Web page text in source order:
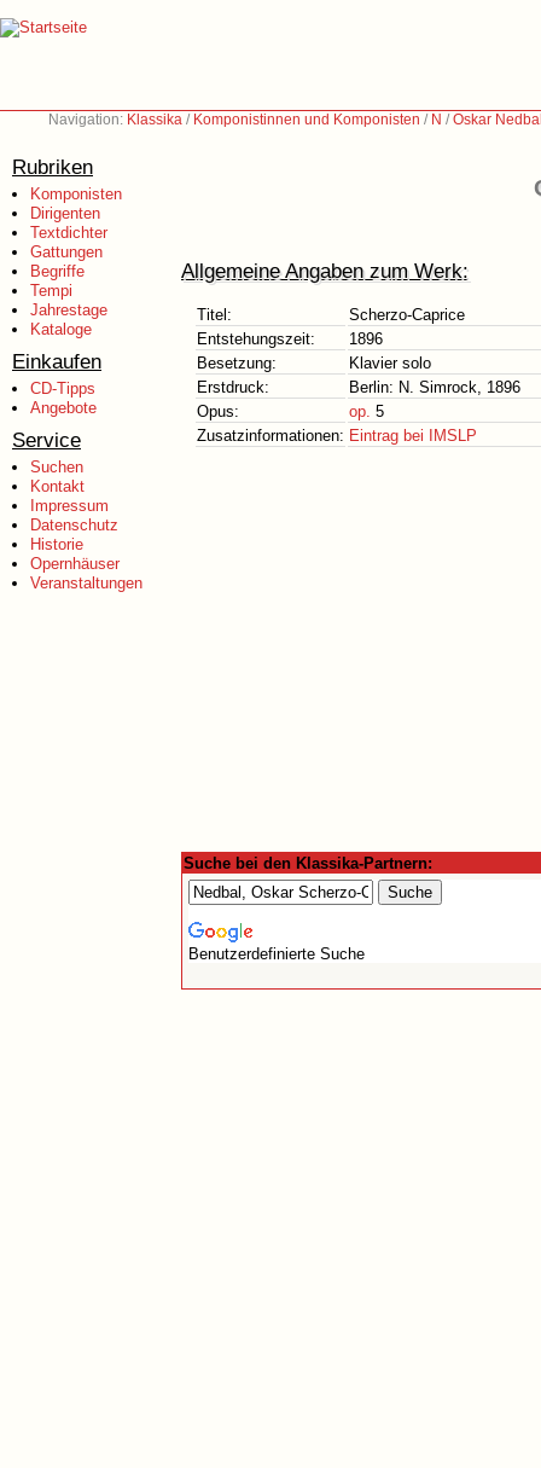
Navigation: Klassika / Komponistinnen und Komponisten / N /Oskar
Rubriken
Komponisten
Dirigenten
Textdichter
Gattungen
Begriffe
Tempi
Jahrestage
Kataloge
Einkaufen
CD-Tipps
Angebote
Service
Suchen
Kontakt
Impressum
Datenschutz
Historie
Opernhäuser
Veranstaltungen
Allgemeine Angaben zum Werk:
Titel:
Scherzo-Caprice
Entstehungszeit:
1896
Besetzung:
Klavier solo
Erstdruck:
Berlin: N. Simrock, 1896
Opus:
op. 5
Zusatzinformationen: Eintrag bei IMSLP
Suche bei den Klassika-Partnern:
Benutzerdefinierte Suche